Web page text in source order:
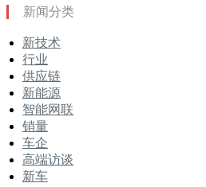
新闻分类
新技术
行业
供应链
新能源
智能网联
销量
车企
高端访谈
新车